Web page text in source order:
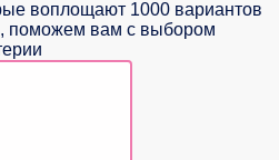
воплощают 1000 вариантов
поможем вам с выбором